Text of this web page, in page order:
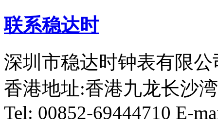
联系稳达时
深圳市稳达时钟表有限
香港地址:香港九龙长沙
Tel: 00852-69444710 E-